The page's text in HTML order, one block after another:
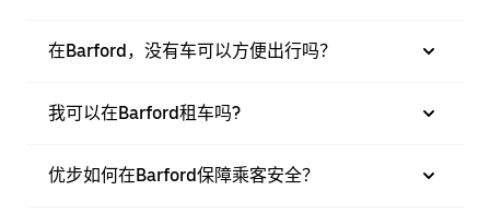
在Barford，没有车可以方便出行吗？
我可以在Barford租车吗?
优步如何在Barford保障乘客安全？